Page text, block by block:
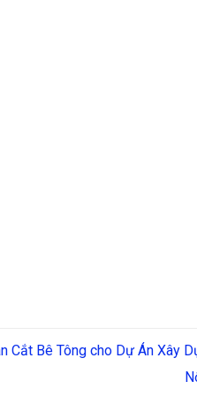
Cắt Bê Tông cho Dự Án Xây